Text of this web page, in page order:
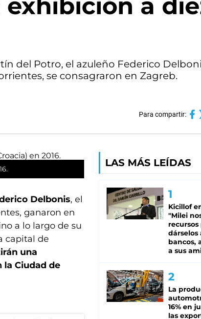
a
del Potro, el azuleño Federico
se consagraron en Zagreb.
Para compartir:
Delbonis, el
ganaron en
a lo largo de su
capital de
una
la Ciudad de
LAS MÁS LEÍDAS
Kicillof
"Milei
recursos
dárselos
bancos,
a sus
La
16% en
las